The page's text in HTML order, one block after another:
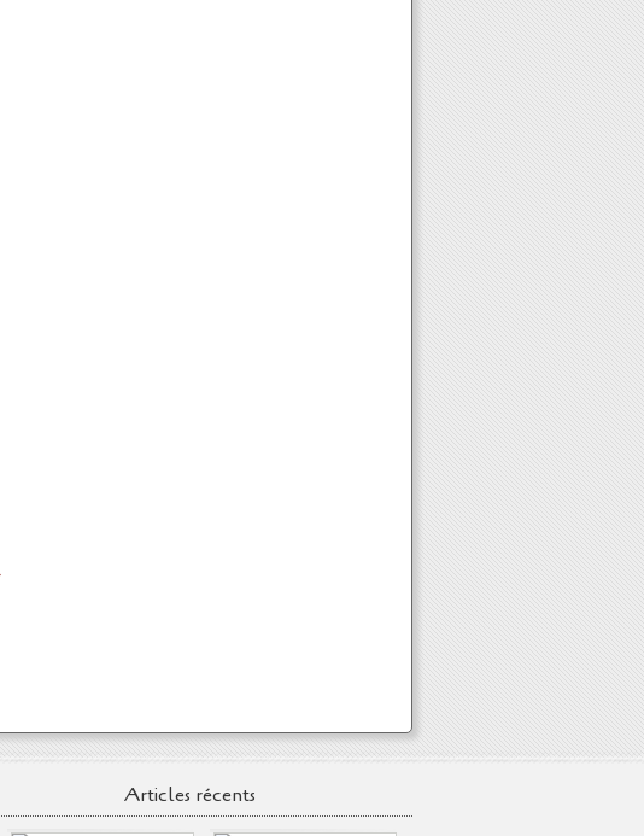
Articles récents